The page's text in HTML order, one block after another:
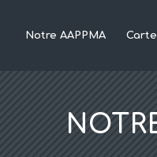
Notre AAPPMA